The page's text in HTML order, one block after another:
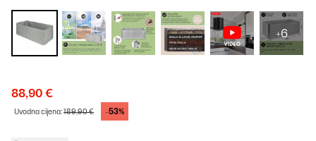
+6
88,90 €
Uvodna cijena:189,90 € -53%